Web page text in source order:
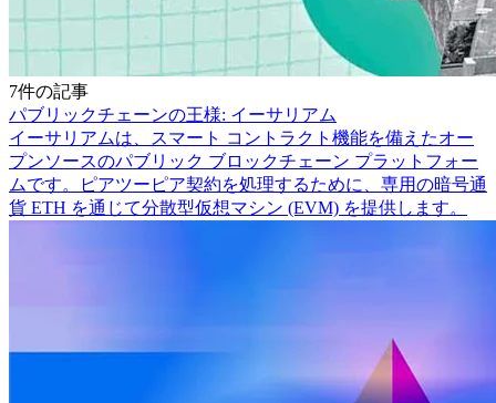
7件の記事
パブリックチェーンの王様: イーサリアム
イーサリアムは、スマート コントラクト機能を備えたオー
プンソースのパブリック ブロックチェーン プラットフォー
ムです。ピアツーピア契約を処理するために、専用の暗号通
貨 ETH を通じて分散型仮想マシン (EVM) を提供します。